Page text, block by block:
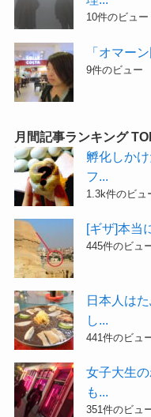
10件のビュー
「オマー
9件のビュー
月間記事ランキング
孵化しか
フ...
1.3k件のビュ
[ギザ]本当
445件のビュ
日本人は
し...
441件のビュ
女子大生
も...
351件のビュ